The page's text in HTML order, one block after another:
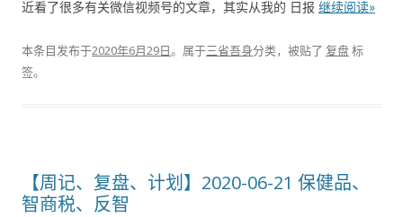
近看了很多有关微信视频号的文章，其实从我的 日报 继续阅读»
本条目发布于2020年6月29日。属于三省吾身分类，被贴了 复盘标
签。
【周记、复盘、计划】2020-06-21 保健品、
智商税、反智